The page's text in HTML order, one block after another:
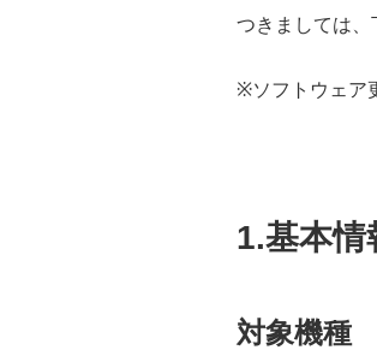
つきましては、
※ソフトウェア
1.基本情
対象機種